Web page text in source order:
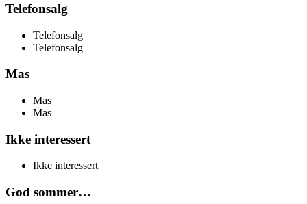
Telefonsalg
Telefonsalg
Telefonsalg
Mas
Mas
Mas
Ikke interessert
Ikke interessert
God sommer…